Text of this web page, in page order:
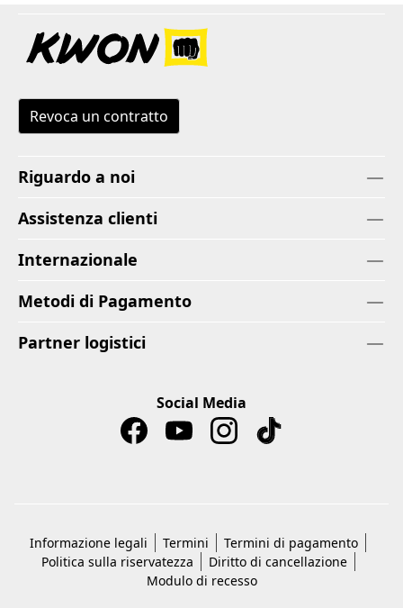
Revoca un contratto
Riguardo a noi
Assistenza clienti
Internazionale
Metodi di Pagamento
Partner logistici
Social Media
Informazione legali Termini
Termini di pagamento
Politica sulla riservatezza
Diritto di cancellazione
Modulo di recesso